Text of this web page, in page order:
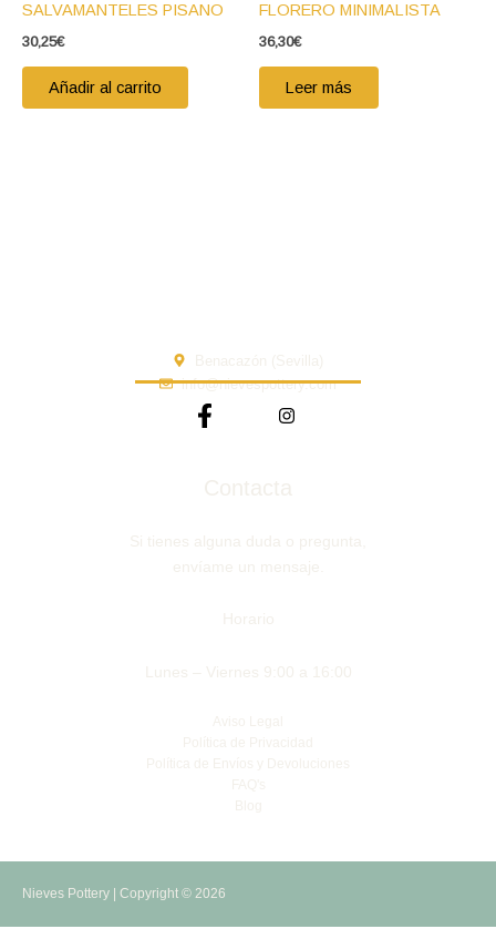
SALVAMANTELES PISANO
30,25€
Añadir al carrito
FLORERO MINIMALISTA
36,30€
Leer más
info@nievespottery.com
Nieves Pottery | Copyright © 2026